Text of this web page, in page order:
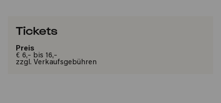
Tickets
Preis
€ 6,- bis 16,-
zzgl. Verkaufsgebühren